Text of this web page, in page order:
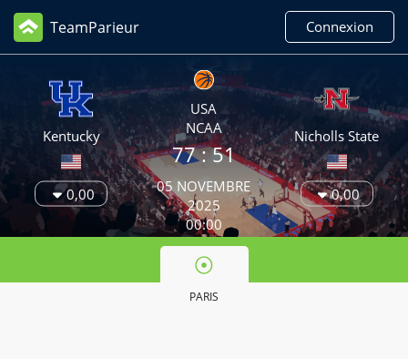
TeamParieur Connexion
Kentucky
0,00
USA
NCAA
77: 51
05 NOVEMBRE
2025
00:00
Nicholls State
0,00
PARIS